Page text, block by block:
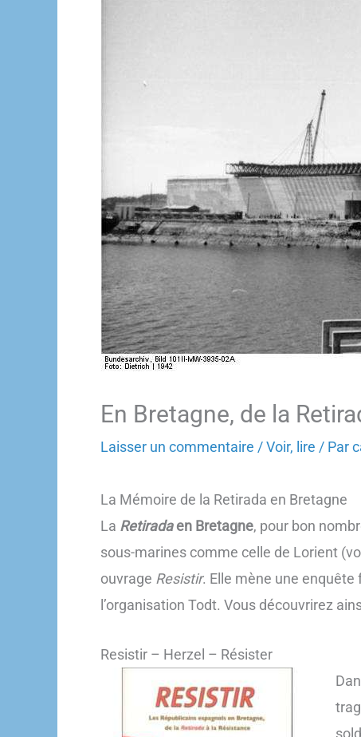
En Bretagne, de la
Laisser un commentaire /Voir, lire / Par
La Mémoire de la Retirada en Bretagne
La Retiradaen Bretagne, pour bon
sous-marines comme celle de Lorient
ouvrage Resistir. Elle mène une
l’organisation Todt. Vous découvrirez
Resistir – Herzel – Résister